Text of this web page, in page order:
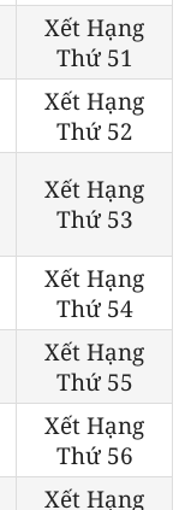
Xết Hạng
Thứ 51
Xết Hạng
Thứ 52
Xết Hạng
Thứ 53
Xết Hạng
Thứ 54
Xết Hạng
Thứ 55
Xết Hạng
Thứ 56
Xết Hạng